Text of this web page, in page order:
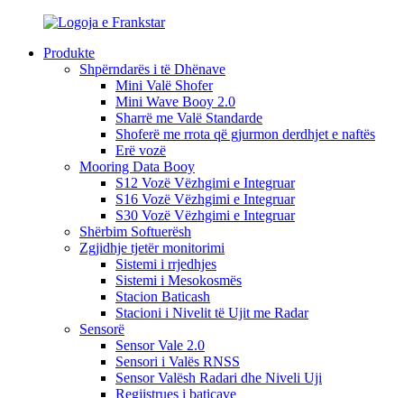
Produkte
Shpërndarës i të Dhënave
Mini Valë Shofer
Mini Wave Booy 2.0
Sharrë me Valë Standarde
Shoferë me rrota që gjurmon derdhjet e naftës
Erë vozë
Mooring Data Booy
S12 Vozë Vëzhgimi e Integruar
S16 Vozë Vëzhgimi e Integruar
S30 Vozë Vëzhgimi e Integruar
Shërbim Softuerësh
Zgjidhje tjetër monitorimi
Sistemi i rrjedhjes
Sistemi i Mesokosmës
Stacion Baticash
Stacioni i Nivelit të Ujit me Radar
Sensorë
Sensor Vale 2.0
Sensori i Valës RNSS
Sensor Valësh Radari dhe Niveli Uji
Regjistrues i baticave